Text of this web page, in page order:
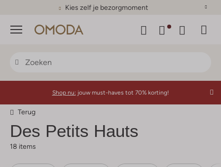
Kies zelf je bezorgmoment
Menu
Shop nu: jouw must-haves tot 70% korting!
Terug
Des Petits Hauts
18 items